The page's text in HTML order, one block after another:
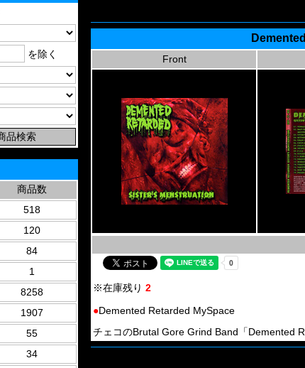
を除く
商品数
518
120
84
1
8258
1907
55
34
Front
※在庫残り 2
●Demented Retarded MySpace
チェコのBrutal Gore Grind Band「Demented